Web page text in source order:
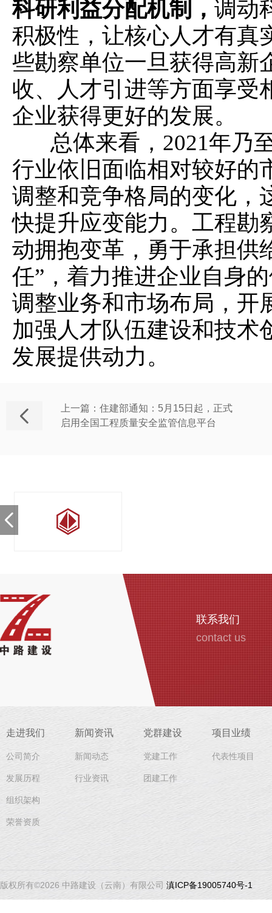
科研利益分配机制， 调动
积极性，让核心人才有真
些勘察单位一旦获得高新
收、人才引进等方面享受
企业获得更好的发展。
总体来看，2021年乃
行业依旧面临相对较好的
调整和竞争格局的变化，
快提升应变能力。工程勘
动拥抱变革，勇于承担供
任”，着力推进企业自身
调整业务和市场布局，开
加强人才队伍建设和技术
发展提供动力。
上一篇：住建部通知：5月15日起，正式
启用全国工程质量安全监管信息平台
联系我们
contact us
走进我们
公司简介
发展历程
组织架构
荣誉资质
新闻资讯
新闻动态
行业资讯
党群建设
党建工作
团建工作
项目业绩
代表性项目
版权所有©2026 中路建设（云南）有限公司 滇ICP备19005740号-1